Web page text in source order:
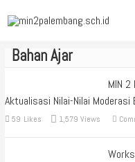
Bahan Ajar
MIN
Aktualisasi Nilai-Nilai Moderasi
59 Likes 1,579 Views